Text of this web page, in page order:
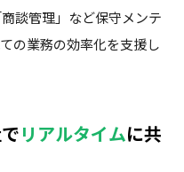
談管理」など保守メンテ
の業務の効率化を支援し
リアルタイムに共